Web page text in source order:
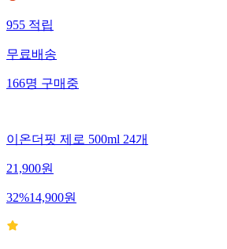
955적립
무료배송
166명구매중
이온더핏 제로 500ml 24개
21,900원
32%14,900원